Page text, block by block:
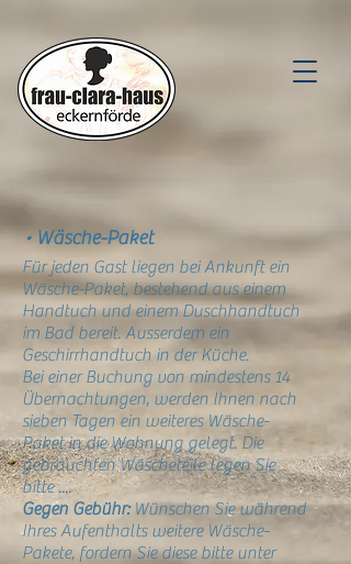
•Wäsche-Paket
Für jeden Gast liegen bei Ankunft ein
Wäsche-Paket, bestehend aus einem
Handtuch und einem Duschhandtuch
im Bad bereit. Ausserdem ein
Geschirrhandtuch in der Küche.
Bei einer Buchung von mindestens 14
Übernachtungen, werden Ihnen nach
sieben Tagen ein weiteres Wäsche-
Paket in die Wohnung gelegt. Die
gebrauchten Wäscheteile legen Sie
bitte ....
Gegen Gebühr:Wünschen Sie während
Ihres Aufenthalts weitere Wäsche-
Pakete, fordern Sie diese bitte unter